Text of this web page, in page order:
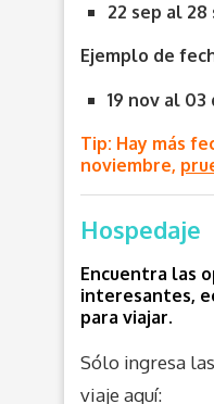
22 sep al 28
Ejemplo de
19 nov al 03
Tip: Hay más
noviembre,
Hospedaje
Encuentra las
interesantes,
para viajar.
Sólo ingresa
viaje aquí: